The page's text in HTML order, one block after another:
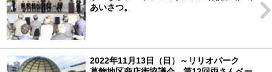
あいさつ。
2022年11月13日（日）～リリオパーク